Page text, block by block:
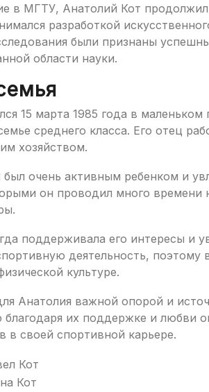
в МГТУ, Анатолий Кот продолжил
разработкой
были признаны
области науки.
15 марта 1985 года в маленьком
среднего класса. Его отец
хозяйством.
очень активным ребенком и
он проводил много времени
поддерживала его интересы и
деятельность, поэтому
культуре.
Анатолия важной опорой и
благодаря их поддержке и любви
в своей спортивной карьере.
Кот
Кот